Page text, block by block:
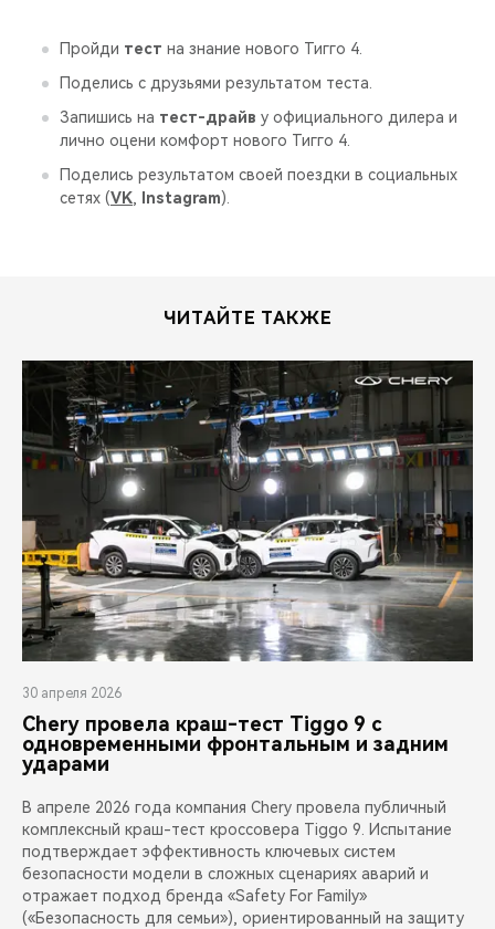
CHERY REMOTE
Пройди тест на знание нового Тигго 4.
Поделись с друзьями результатом теста.
Запишись на тест-драйв у официального дилера и
лично оцени комфорт нового Тигго 4.
Поделись результатом своей поездки в социальных
сетях (VK Instagram).
ЧИТАЙТЕ ТАКЖЕ
30 апреля 2026
Chery провела краш-тест Tiggo 9 с
одновременными фронтальным и задним
ударами
В апреле 2026 года компания Chery провела публичный
комплексный краш-тест кроссовера Tiggo 9. Испытание
подтверждает эффективность ключевых систем
безопасности модели в сложных сценариях аварий и
отражает подход бренда «Safety For Family»
(«Безопасность для семьи»), ориентированный на защиту